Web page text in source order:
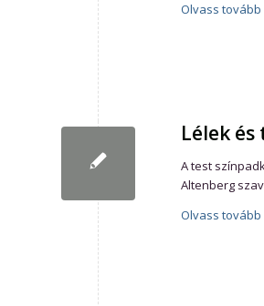
Olvass tovább
Lélek és
A test
Altenberg
Olvass tovább